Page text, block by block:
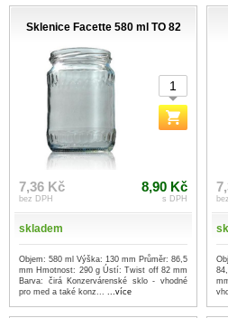
Sklenice Facette 580 ml TO 82
7,36 Kč
bez DPH
8,90 Kč
s DPH
skladem
Objem: 580 ml Výška: 130 mm Průměr: 86,5
mm Hmotnost: 290 g Ústí: Twist off 82 mm
Barva: čirá Konzervárenské sklo - vhodné
pro med a také konz... ...více